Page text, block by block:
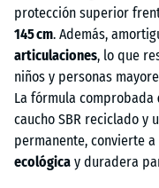
protección superior
145 cm. Además,
articulaciones, lo que
niños y personas
La fórmula comprobada
caucho SBR reciclado y
permanente, convierte
ecológica y duradera